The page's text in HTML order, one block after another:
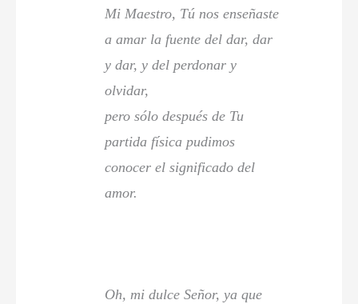
Mi Maestro, Tú nos enseñaste
a amar la fuente del dar, dar
y dar, y del perdonar y
olvidar,
pero sólo después de Tu
partida física pudimos
conocer el significado del
amor.
Oh, mi dulce Señor, ya que